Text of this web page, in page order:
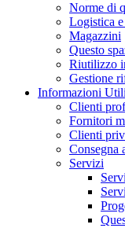
Norme di
Logistica
Magazzini
Questo
Riutilizzo
Gestione
Informazioni Utili
Clienti
Fornitori
Clienti
Consegna
Servizi